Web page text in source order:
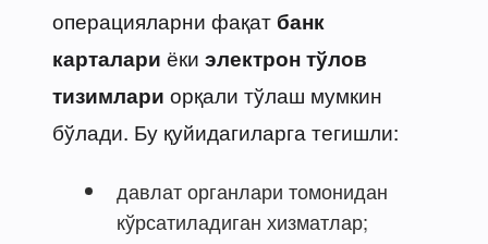
операцияларни фақатбанк
карталари ёки электрон тўлов
тизимлари орқали тўлаш мумкин
бўлади. Бу қуйидагиларга тегишли:
давлат органлари томонидан
кўрсатиладиган хизматлар;